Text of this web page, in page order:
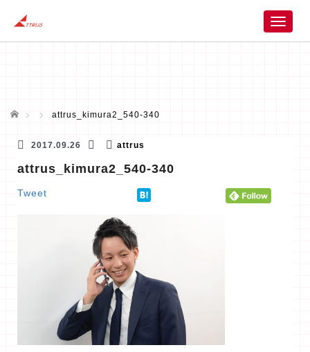
T
ホーム attrus_kimura2_540-340
2017.09.26 attrus
attrus_kimura2_540-340
Tweet